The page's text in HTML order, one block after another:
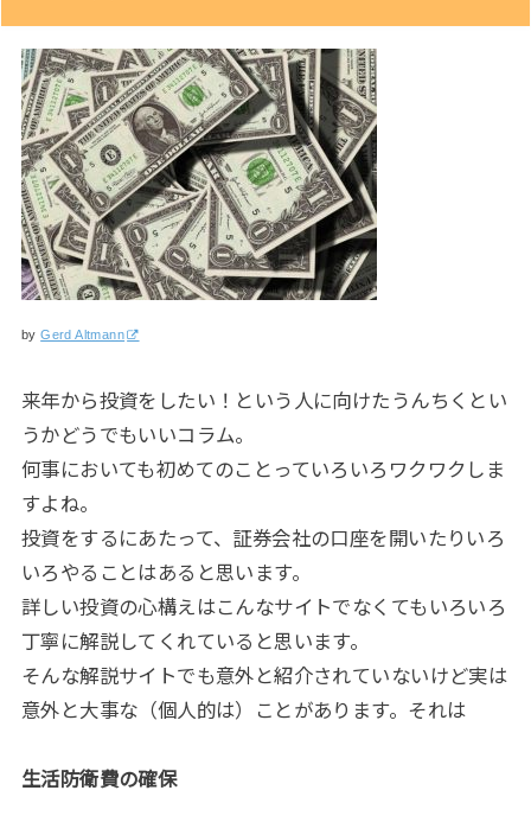
byGerd Altmann
来年から投資をしたい！という人に向けたうんちくとい
うかどうでもいいコラム。
何事においても初めてのことっていろいろワクワクしま
すよね。
投資をするにあたって、証券会社の口座を開いたりいろ
いろやることはあると思います。
詳しい投資の心構えはこんなサイトでなくてもいろいろ
丁寧に解説してくれていると思います。
そんな解説サイトでも意外と紹介されていないけど実は
意外と大事な（個人的は）ことがあります。それは
生活防衛費の確保